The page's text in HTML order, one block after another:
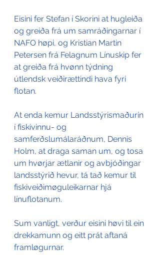
Eisini fer Stefan í Skorini at hugleiða
og greiða frá um samráðingarnar í
NAFO høpi, og Kristian Martin
Petersen frá Felagnum Línuskip fer
at greiða frá hvønn týdning
útlendsk veiðirættindi hava fyri
flotan.
At enda kemur Landsstýrismaðurin
í fiskivinnu- og
samferðslumálaráðnum, Dennis
Holm, at draga saman um, og tosa
um hvørjar ætlanir og avbjóðingar
landsstýrið hevur, tá tað kemur til
fiskiveiðimøguleikarnar hjá
línuflotanum.
Sum vanligt, verður eisini høvi til ein
drekkamunn og eitt prát aftaná
framløgurnar.